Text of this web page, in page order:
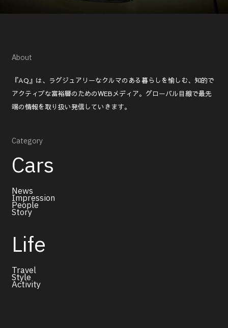
About
『AQ』は、ラグジュアリーなクルマのある暮らしを愉しむ、知的で
アクティブな富裕層のためのWEBメディア。グローバル目線で最先
端の情報を取り扱い発信していきます。
Category
Cars
News
Impression
People
Story
Life
Travel
Style
Activity